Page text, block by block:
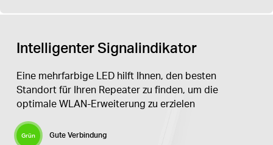
Intelligenter Signalindikator
Eine mehrfarbige LED hilft Ihnen, den besten
Standort für Ihren Repeater zu finden, um die
optimale WLAN-Erweiterung zu erzielen
Grün Gute Verbindung